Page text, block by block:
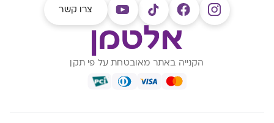
צרו קשר
הקנייה באתר מאובטחת על פי תקן